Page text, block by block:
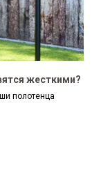
жесткими?
полотенца